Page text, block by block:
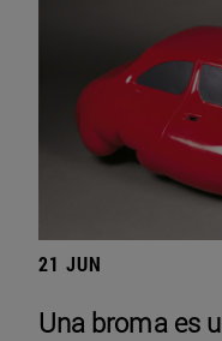
21 JUN
Una broma es